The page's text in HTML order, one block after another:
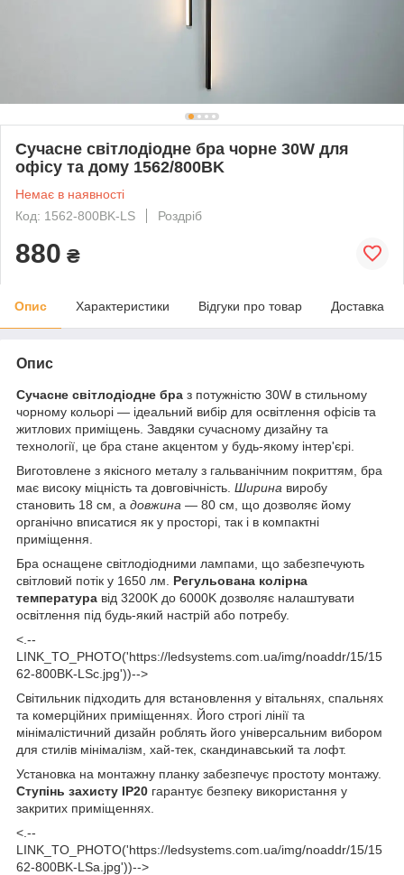
Сучасне світлодіодне бра чорне 30W для
офісу та дому 1562/800BK
Немає в наявності
Код: 1562-800BK-LS
Роздріб
880 ₴
Опис Характеристики Відгуки про товар Доставка
Опис
Сучасне світлодіодне бра з потужністю 30W в стильному
чорному кольорі — ідеальний вибір для освітлення офісів та
житлових приміщень. Завдяки сучасному дизайну та
технології, це бра стане акцентом у будь-якому інтер'єрі.
Виготовлене з якісного металу з гальванічним покриттям, бра
має високу міцність та довговічність. Ширина виробу
становить 18 см, а довжина — 80 см, що дозволяє йому
органічно вписатися як у просторі, так і в компактні
приміщення.
Бра оснащене світлодіодними лампами, що забезпечують
світловий потік у 1650 лм. Регульована колірна
температура від 3200K до 6000K дозволяє налаштувати
освітлення під будь-який настрій або потребу.
<.--
LINK_TO_PHOTO('https://ledsystems.com.ua/img/noaddr/15/15
62-800BK-LSc.jpg'))-->
Світильник підходить для встановлення у вітальнях, спальнях
та комерційних приміщеннях. Його строгі лінії та
мінімалістичний дизайн роблять його універсальним вибором
для стилів мінімалізм, хай-тек, скандинавський та лофт.
Установка на монтажну планку забезпечує простоту монтажу.
Ступінь захисту IP20 гарантує безпеку використання у
закритих приміщеннях.
<.--
LINK_TO_PHOTO('https://ledsystems.com.ua/img/noaddr/15/15
62-800BK-LSa.jpg'))-->